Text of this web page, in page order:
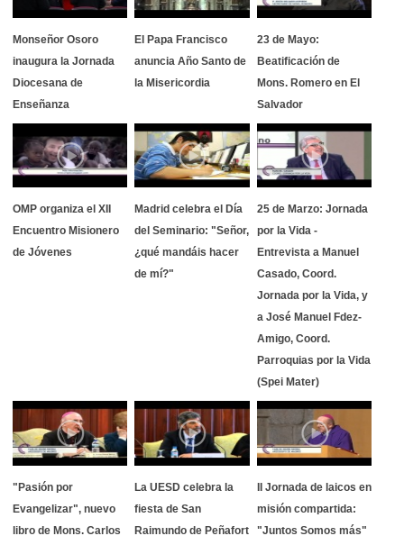
Monseñor Osoro
inaugura la Jornada
Diocesana de
Enseñanza
El Papa Francisco
anuncia Año Santo de
la Misericordia
23 de Mayo:
Beatificación de
Mons. Romero en El
Salvador
OMP organiza el XII
Encuentro Misionero
de Jóvenes
Madrid celebra el Día
del Seminario: "Señor,
¿qué mandáis hacer
de mí?"
25 de Marzo: Jornada
por la Vida -
Entrevista a Manuel
Casado, Coord.
Jornada por la Vida, y
a José Manuel Fdez-
Amigo, Coord.
Parroquias por la Vida
(Spei Mater)
"Pasión por
Evangelizar", nuevo
libro de Mons. Carlos
La UESD celebra la
fiesta de San
Raimundo de Peñafort
II Jornada de laicos en
misión compartida:
"Juntos Somos más"